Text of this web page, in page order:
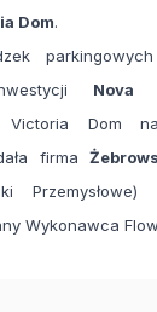
Dom.
Nova
Victoria Dom
firma
Wykonawca